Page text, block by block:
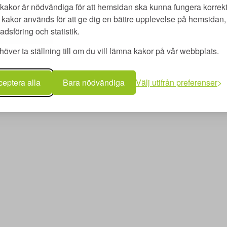
är nödvändiga för att hemsidan ska kunna fungera
används för att ge dig en bättre upplevelse på
och statistik.
ta ställning till om du vill lämna kakor på vår webbplats.
alla Bara nödvändiga Välj utifrån preferenser
AB | Adlerfelts väg 2 C | 213 65 Malmö |
Copyright © Merit utbildning AB 2026 | www.meritutbildning.com